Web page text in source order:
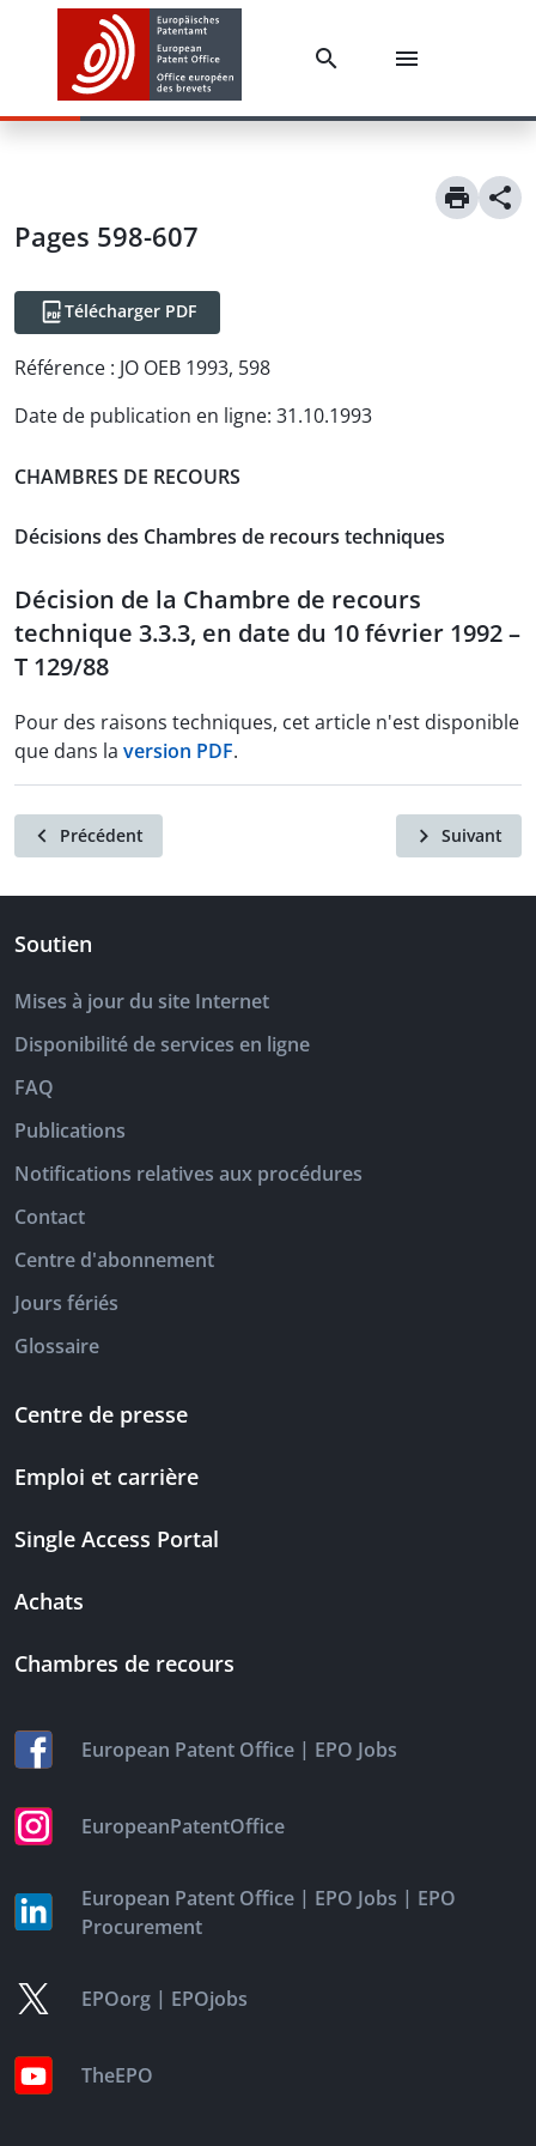
Pages 598-607
Télécharger PDF
Référence : JO OEB 1993, 598
Date de publication en ligne: 31.10.1993
CHAMBRES DE RECOURS
Décisions des Chambres de recours techniques
Décision de la Chambre de recours
technique 3.3.3, en date du 10 février 1992 –
T 129/88
Pour des raisons techniques, cet article n'est disponible
que dans la version PDF.
Précédent Suivant
Soutien
Mises à jour du site Internet
Disponibilité de services en ligne
FAQ
Publications
Notifications relatives aux procédures
Contact
Centre d'abonnement
Jours fériés
Glossaire
Centre de presse
Emploi et carrière
Single Access Portal
Achats
Chambres de recours
European Patent Office | EPO Jobs
EuropeanPatentOffice
European Patent Office | EPO Jobs | EPO
Procurement
EPOorg | EPOjobs
TheEPO